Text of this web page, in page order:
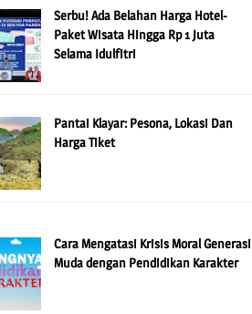
Serbu! Ada Belahan Harga Hotel-
Paket Wisata Hingga Rp 1 Juta
Selama Idulfitri
Pantai Klayar: Pesona, Lokasi Dan
Harga Tiket
Cara Mengatasi Krisis Moral Generasi
Muda dengan Pendidikan Karakter